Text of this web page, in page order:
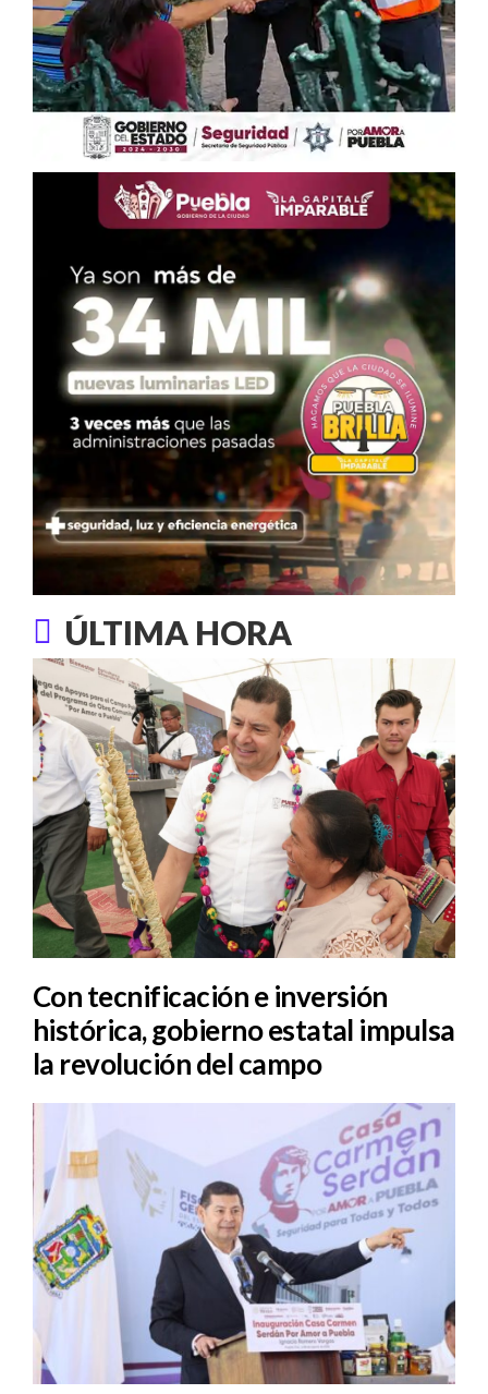
ÚLTIMA HORA
Con tecnificación e inversión
histórica, gobierno estatal impulsa
la revolución del campo